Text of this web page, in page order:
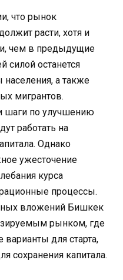
что рынок
расти, хотя и
чем в предыдущие
силой останется
населения, а также
мигрантов.
шаги по улучшению
работать на
Однако
ужесточение
курса
процессы.
вложений Бишкек
рынком, где
для старта,
сохранения капитала.